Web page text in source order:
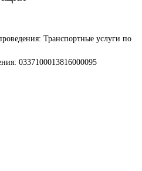
Транспортные услуги по
0337100013816000095